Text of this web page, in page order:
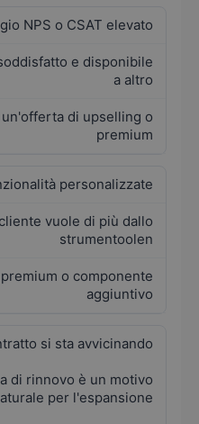
NPS o CSAT elevato
e disponibile
a altro
di upselling o
premium
personalizzate
vuole di più dallo
strumentoolen
o componente
aggiuntivo
si sta avvicinando
di rinnovo è un motivo
per l'espansione